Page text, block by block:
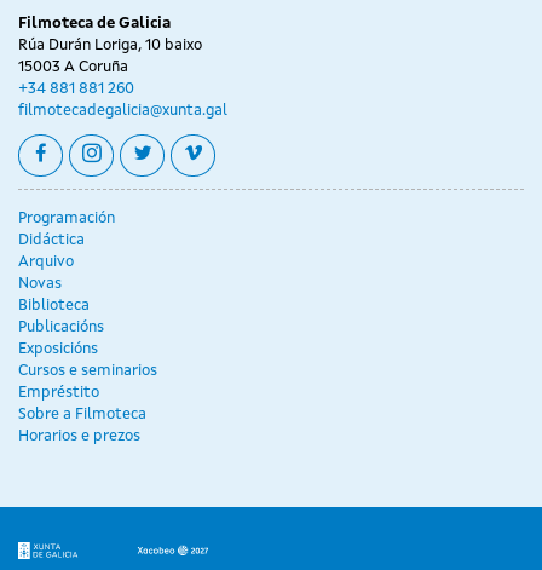
Filmoteca de Galicia
Rúa Durán Loriga, 10 baixo
15003 A Coruña
+34 881 881 260
filmotecadegalicia@xunta.gal
facebookinstagram
twittervimeo
Programación
Didáctica
Arquivo
Novas
Biblioteca
Publicacións
Exposicións
Cursos e seminarios
Empréstito
Sobre a Filmoteca
Horarios e prezos